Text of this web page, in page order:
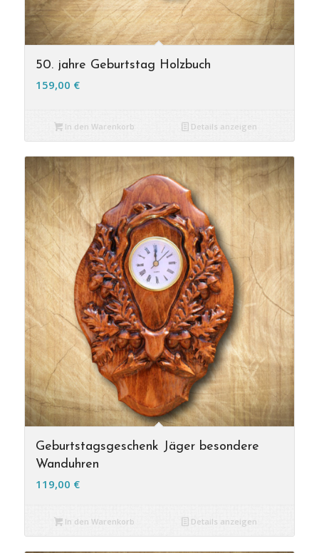
50. jahre Geburtstag Holzbuch
159,00 €
In den Warenkorb Details anzeigen
Geburtstagsgeschenk Jäger besondere
Wanduhren
119,00 €
In den Warenkorb Details anzeigen